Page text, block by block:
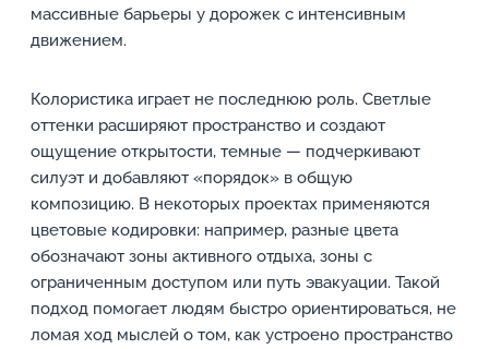
массивные барьеры у дорожек с интенсивным
движением.
Колористика играет не последнюю роль. Светлые
оттенки расширяют пространство и создают
ощущение открытости, темные — подчеркивают
силуэт и добавляют «порядок» в общую
композицию. В некоторых проектах применяются
цветовые кодировки: например, разные цвета
обозначают зоны активного отдыха, зоны с
ограниченным доступом или путь эвакуации. Такой
подход помогает людям быстро ориентироваться, не
ломая ход мыслей о том, как устроено пространство